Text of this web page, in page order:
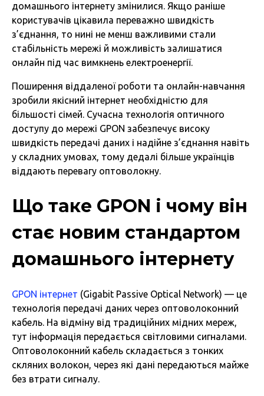
домашнього інтернету змінилися. Якщо раніше
користувачів цікавила переважно швидкість
з’єднання, то нині не менш важливими стали
стабільність мережі й можливість залишатися
онлайн під час вимкнень електроенергії.
Поширення віддаленої роботи та онлайн-навчання
зробили якісний інтернет необхідністю для
більшості сімей. Сучасна технологія оптичного
доступу до мережі GPON забезпечує високу
швидкість передачі даних і надійне з’єднання навіть
у складних умовах, тому дедалі більше українців
віддають перевагу оптоволокну.
Що таке GPON і чому він
стає новим стандартом
домашнього інтернету
GPON інтернет (Gigabit Passive Optical Network) — це
технологія передачі даних через оптоволоконний
кабель. На відміну від традиційних мідних мереж,
тут інформація передається світловими сигналами.
Оптоволоконний кабель складається з тонких
скляних волокон, через які дані передаються майже
без втрати сигналу.